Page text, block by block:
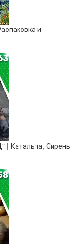
и
Катальпа, Сирень